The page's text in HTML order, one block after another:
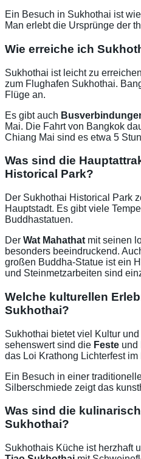
Ein Besuch in Sukhothai ist
Man erlebt die Ursprünge der
Wie erreiche ich
Sukhothai ist leicht zu
zum Flughafen Sukhothai.
Flüge an.
Es gibt auch
Mai. Die Fahrt von Bangkok
Chiang Mai sind es etwa 5
Was sind die
Historical Park?
Der Sukhothai Historical Park
Hauptstadt. Es gibt viele
Buddhastatuen.
Der Wat Mahathat mit seinen
besonders beeindruckend.
großen Buddha-Statue ist ein
und Steinmetzarbeiten sind
Welche kulturellen
Sukhothai?
Sukhothai bietet viel Kultur
sehenswert sind die Feste und
das Loi Krathong Lichterfest im
Ein Besuch in einer
Silberschmiede zeigt das
Was sind die
Sukhothai?
Sukhothais Küche ist herzhaft